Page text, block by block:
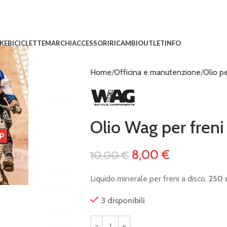
BICICLETTEMARCHIACCESSORIRICAMBIOUTLETINFO
Home Officina e manutenzione Olio
Olio Wag per
10,00€ 8,00 €
Liquido minerale per freni a disco, 250
3 disponibili